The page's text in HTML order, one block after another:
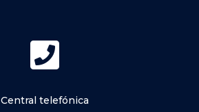

Central telefónica